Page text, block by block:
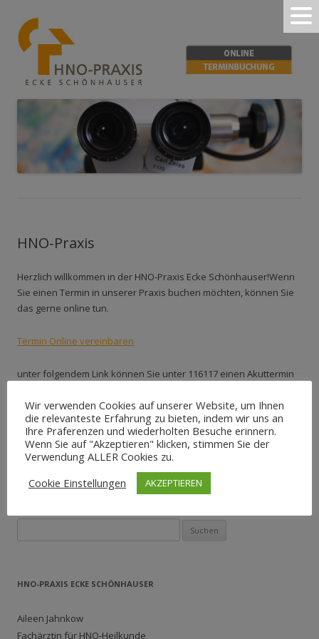
HNO-Praxis
Herzlich willkommen in der HNO-Praxis Ecke Schönhauser!Wenn
Sie einen Termin in unserer Praxis buchen möchten, können Sie
das gerne online tun.
Termin Online vereinbaren
unter folgendem Link können Sie unter 116117 einen Akuttermin
Terminbuchung über das Patientennavi116117
HNO-PRAXIS ECKE SCHÖNHAUSER
Aileen Jahnkow
Fachärztin für HNO-Heilkunde
Wir verwenden Cookies auf unserer Website, um Ihnen
die relevanteste Erfahrung zu bieten, indem wir uns an
Ihre Präferenzen und wiederholten Besuche erinnern.
Wenn Sie auf "Akzeptieren" klicken, stimmen Sie der
Verwendung ALLER Cookies zu.
Cookie Einstellungen
AKZEPTIEREN